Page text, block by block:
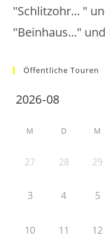
"Schlitzohr... "
"Beinhaus..."
Öffentliche Touren
M D M
27 28 29
3 4 5
10 11 12